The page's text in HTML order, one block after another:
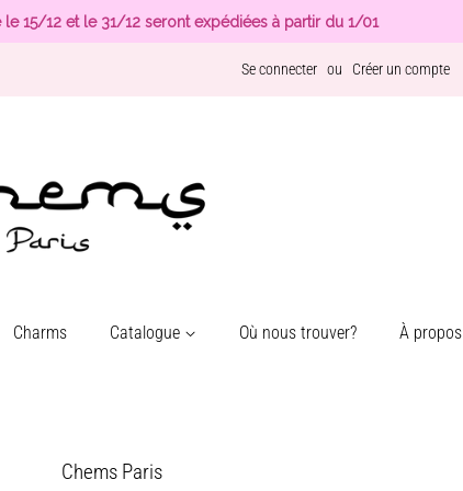
15/12 et le 31/12 seront expédiées à partir du 1/01
Se connecter ou Créer un compte
Charms Catalogue Où nous trouver? À propos
Chems Paris